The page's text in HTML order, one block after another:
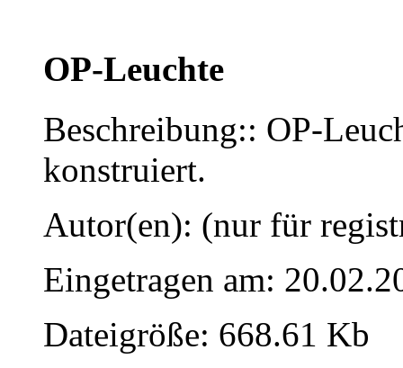
OP-Leuchte
Beschreibung:: OP-
konstruiert.
Autor(en): (nur für
Eingetragen am:
Dateigröße: 668.61 Kb